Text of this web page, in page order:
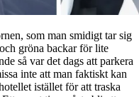
som man smidigt tar sig
gröna backar för lite
så var det dags att parkera
inte att man faktiskt kan
istället för att traska